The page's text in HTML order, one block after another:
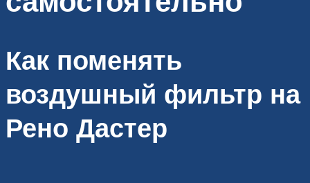
Как поменять
воздушный фильтр на
Рено Дастер